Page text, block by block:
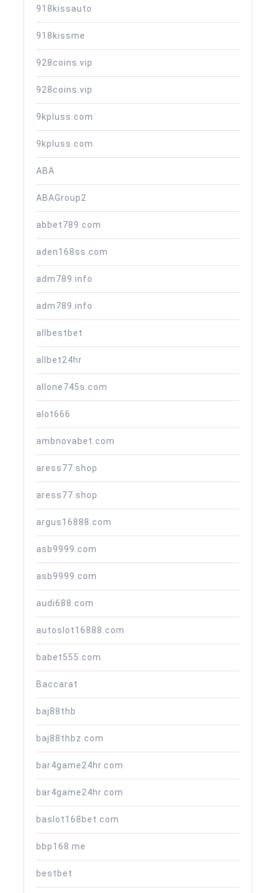
918kissauto
918kissme
928coins.vip
928coins.vip
9kpluss.com
9kpluss.com
ABA
ABAGroup2
abbet789.com
aden168ss.com
adm789.info
adm789.info
allbestbet
allbet24hr
allone745s.com
alot666
ambnovabet.com
aress77.shop
aress77.shop
argus16888.com
asb9999.com
asb9999.com
audi688.com
autoslot16888.com
babet555.com
Baccarat
baj88thb
baj88thbz.com
bar4game24hr.com
bar4game24hr.com
baslot168bet.com
bbp168.me
bestbet